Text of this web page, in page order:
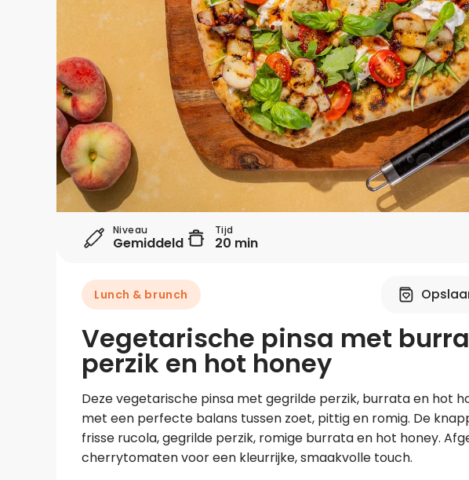
Niveau
Gemiddeld
Tijd
20 min
Lunch & brunch
Vegetarische pinsa met
perzik en hot honey
Deze vegetarische pinsa met gegrilde perzik, burrata en hot
met een perfecte balans tussen zoet, pittig en romig. De
frisse rucola, gegrilde perzik, romige burrata en hot honey.
cherrytomaten voor een kleurrijke, smaakvolle touch.